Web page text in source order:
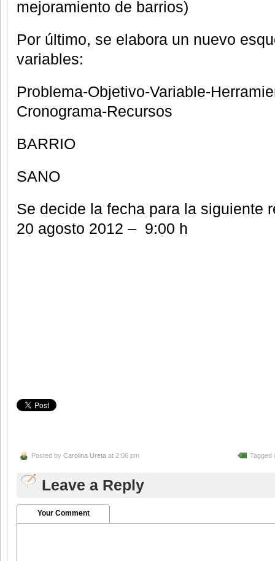
mejoramiento de barrios)
Por último, se elabora un nuevo
variables:
Problema-Objetivo-Variable-
Cronograma-Recursos
BARRIO
SANO
Se decide la fecha para la siguiente
20 agosto 2012 – 9:00 h
Posted by Carolina Ureta at 2:06 pm Tagged
Leave a Reply
Your Comment